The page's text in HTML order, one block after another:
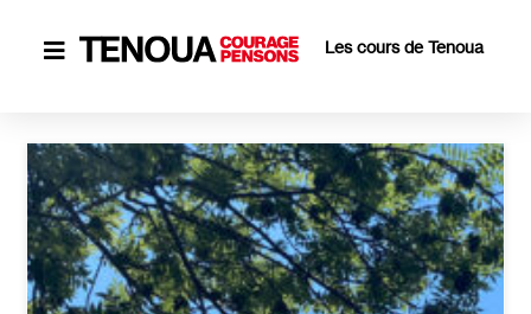
 Les cours de Tenoua